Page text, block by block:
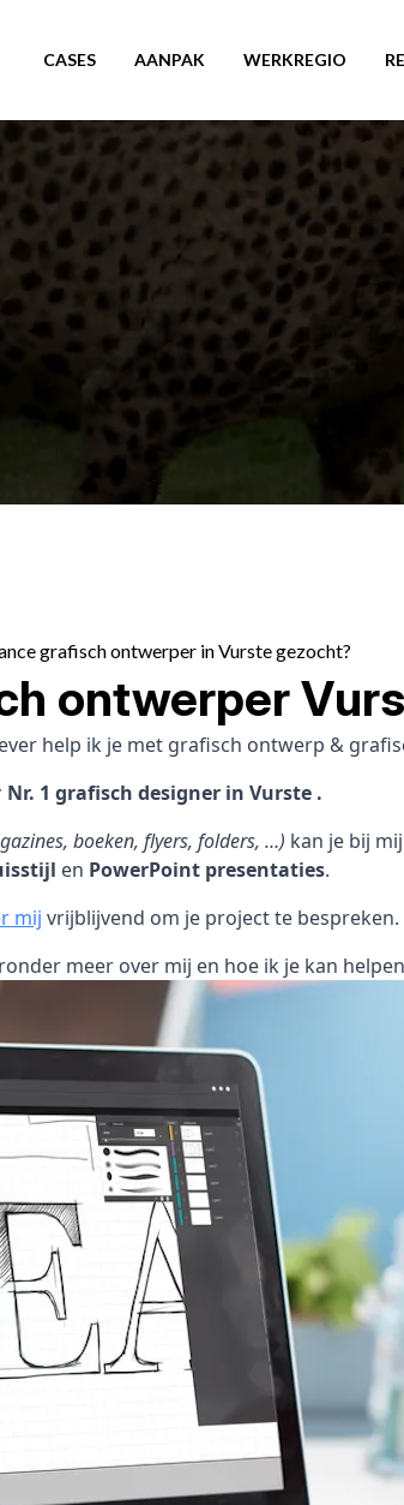
CASES AANPAK WERKREGIO
grafisch ontwerper in Vurste gezocht?
ontwerper
help ik je met grafisch ontwerp &
Nr. 1 grafisch designer in Vurste .
boeken, flyers, folders, …) kan je bij
en PowerPoint presentaties.
mij vrijblijvend om je project te bespreken.
meer over mij en hoe ik je kan